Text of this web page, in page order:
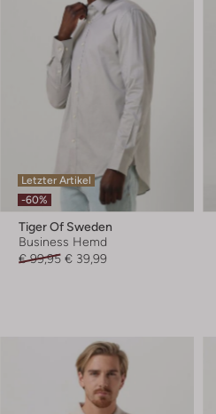
Letzter Artikel
-60%
Tiger Of Sweden
Business Hemd
€ 99,95 € 39,99